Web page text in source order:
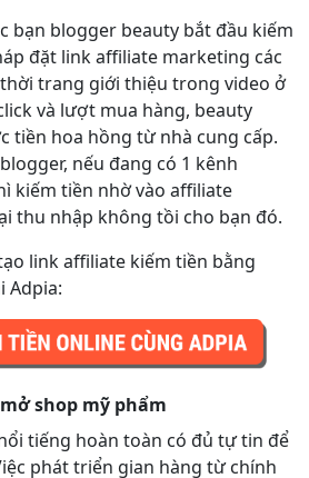
bạn blogger beauty bắt đầu kiếm
đặt link affiliate marketing các
trang giới thiệu trong video ở
và lượt mua hàng, beauty
tiền hoa hồng từ nhà cung cấp.
nếu đang có 1 kênh
kiếm tiền nhờ vào affiliate
thu nhập không tồi cho bạn đó.
link affiliate kiếm tiền bằng
Adpia:
shop mỹ phẩm
tiếng hoàn toàn có đủ tự tin để
phát triển gian hàng từ chính